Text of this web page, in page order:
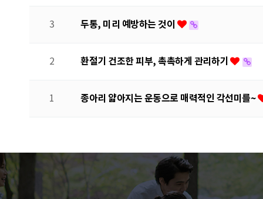
3 두통, 미리 예방하는 것이
2 환절기 건조한 피부, 촉촉하게 관리하기
1 종아리 얇아지는 운동으로 매력적인 각선미를~